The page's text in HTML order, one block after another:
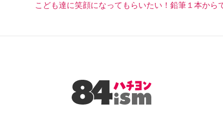
こども達に笑顔になってもらいたい！鉛筆１本から